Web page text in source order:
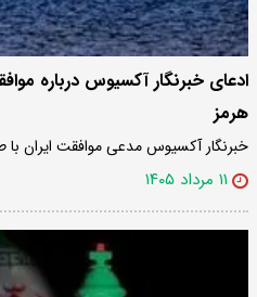
ادعای خبرنگار آکسیوس درباره
هرمز
خبرنگار آکسیوس مدعی موافقت ایران با
۱۱ مرداد ۱۴۰۵